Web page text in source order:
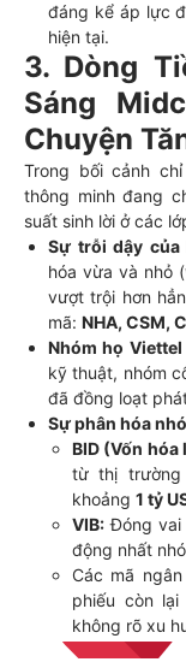
đáng kể áp lực
hiện tại.
3. Dòng
Sáng
Chuyện
Trong bối cảnh
thông minh đang
suất sinh lời ở các
Sự trỗi dậy của
hóa vừa và nhỏ
vượt trội hơn
mã: NHA, CSM,
Nhóm họ
kỹ thuật, nhóm
đã đồng loạt
Sự phân hóa
BID (Vốn
từ thị
khoảng 1 tỷ
VIB: Đóng vai
động nhất
Các mã
phiếu còn
không rõ xu